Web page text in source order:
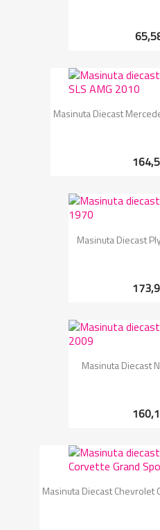
Masinuta Diecast
Masinuta Diecast
Masinuta Diecast
Masinuta Diecast